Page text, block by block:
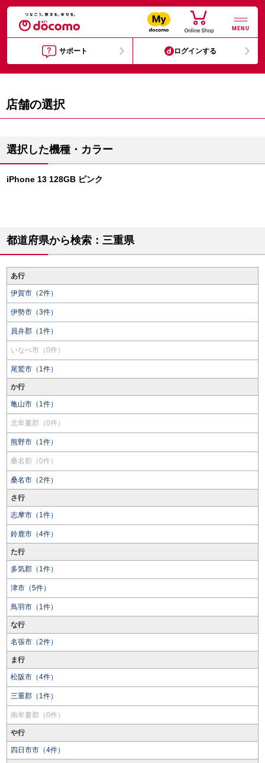
MENU
サポート ログインする
店舗の選択
選択した機種・カラー
iPhone 13 128GB ピンク
都道府県から検索：三重県
あ行
伊賀市（2件）
伊勢市（3件）
員弁郡（1件）
いなべ市（0件）
尾鷲市（1件）
か行
亀山市（1件）
北牟婁郡（0件）
熊野市（1件）
桑名郡（0件）
桑名市（2件）
さ行
志摩市（1件）
鈴鹿市（4件）
た行
多気郡（1件）
津市（5件）
鳥羽市（1件）
な行
名張市（2件）
ま行
松阪市（4件）
三重郡（1件）
南牟婁郡（0件）
や行
四日市市（4件）